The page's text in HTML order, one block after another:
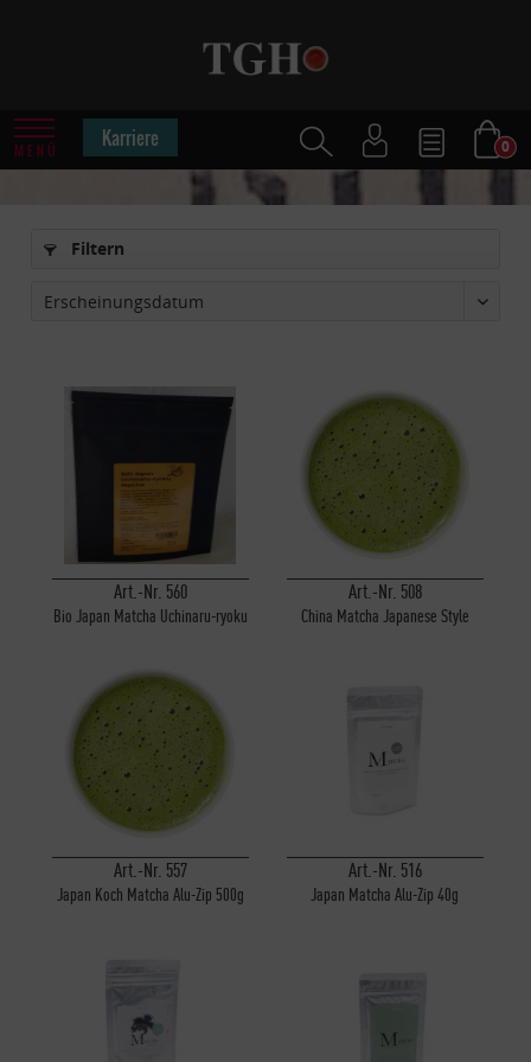
MENÜ Karriere 0
Filtern
Art.-Nr. 560
Bio Japan Matcha Uchinaru-ryoku
Art.-Nr. 508
China Matcha Japanese Style
Art.-Nr. 557
Japan Koch Matcha Alu-Zip 500g
Art.-Nr. 516
Japan Matcha Alu-Zip 40g